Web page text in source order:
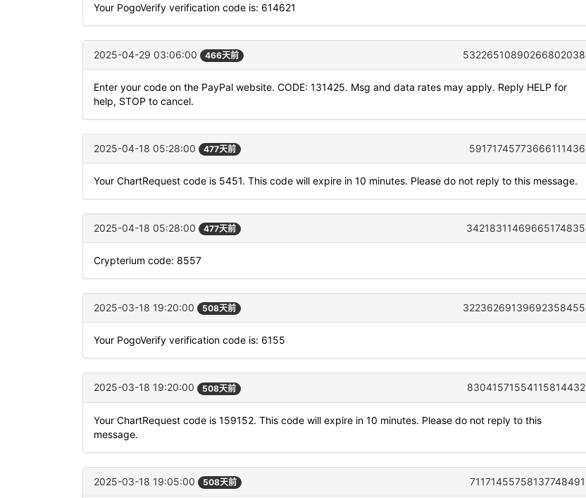
Your PogoVerify verification code is: 614621
2025-04-29 03:06:00 466天前 53226510890266802038
Enter your code on the PayPal website. CODE: 131425. Msg and data rates may apply. Reply HELP for
help, STOP to cancel.
2025-04-18 05:28:00 477天前 59171745773666111436
Your ChartRequest code is 5451. This code will expire in 10 minutes. Please do not reply to this message.
2025-04-18 05:28:00 477天前 34218311469665174835
Crypterium code: 8557
2025-03-18 19:20:00 508天前 32236269139692358455
Your PogoVerify verification code is: 6155
2025-03-18 19:20:00 508天前 83041571554115814432
Your ChartRequest code is 159152. This code will expire in 10 minutes. Please do not reply to this
message.
2025-03-18 19:05:00 508天前 71171455758137748491